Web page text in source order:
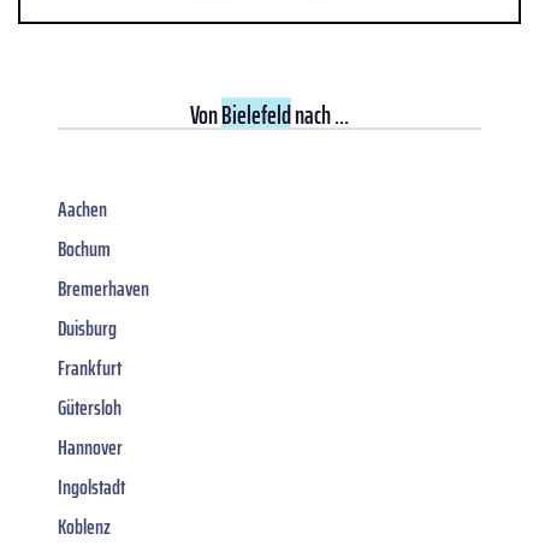
VonBielefeldnach ...
Aachen
Bochum
Bremerhaven
Duisburg
Frankfurt
Gütersloh
Hannover
Ingolstadt
Koblenz